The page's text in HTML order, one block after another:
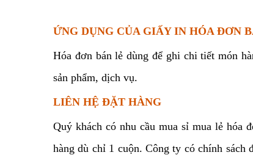
ỨNG DỤNG CỦA GIẤY IN HÓA ĐƠN
Hóa đơn bán lẻ dùng để ghi chi tiết món
sản phẩm, dịch vụ.
LIÊN HỆ ĐẶT HÀNG
Quý khách có nhu cầu mua sỉ mua lẻ hóa
hàng dù chỉ 1 cuộn. Công ty có chính